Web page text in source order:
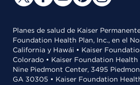
Planes de salud de Kaiser
Foundation Health Plan, Inc., en el
California y Hawái • Kaiser
Colorado • Kaiser Foundation Health
Nine Piedmont Center, 3495
GA 30305 • Kaiser Foundation